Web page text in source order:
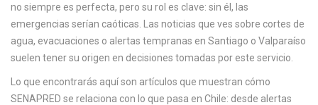
no siempre es perfecta, pero su rol es clave: sin él, las
emergencias serían caóticas. Las noticias que ves sobre cortes de
agua, evacuaciones o alertas tempranas en Santiago o Valparaíso
suelen tener su origen en decisiones tomadas por este servicio.
Lo que encontrarás aquí son artículos que muestran cómo
SENAPRED se relaciona con lo que pasa en Chile: desde alertas